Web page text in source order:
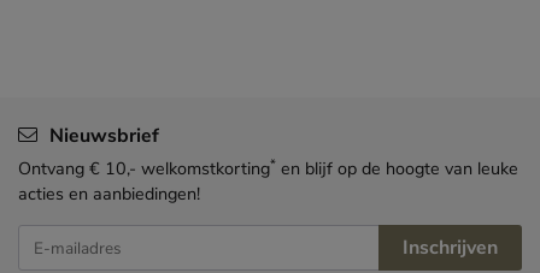
Nieuwsbrief
Ontvang € 10,- welkomstkorting* en blijf op de hoogte van leuke
acties en aanbiedingen!
E-mailadres Inschrijven